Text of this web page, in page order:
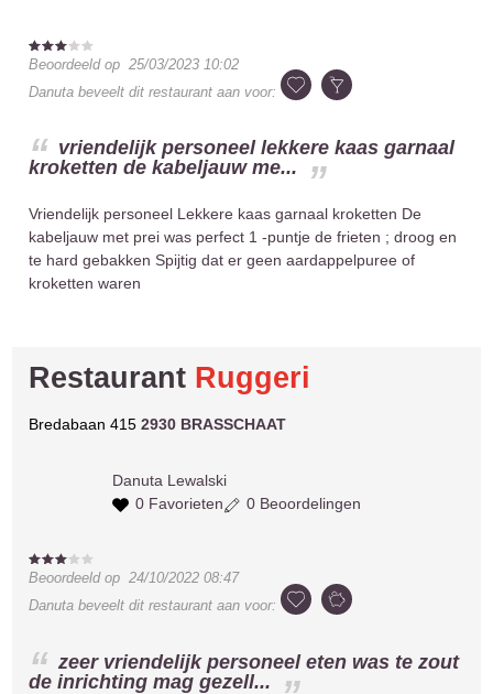
Beoordeeld op25/03/2023 10:02
Danuta beveelt dit restaurant aan voor:
vriendelijk personeel lekkere kaas garnaal
kroketten de kabeljauw me...
Vriendelijk personeel Lekkere kaas garnaal kroketten De
kabeljauw met prei was perfect 1 -puntje de frieten ; droog en
te hard gebakken Spijtig dat er geen aardappelpuree of
kroketten waren
Restaurant Ruggeri
Bredabaan 415 2930 BRASSCHAAT
Danuta Lewalski
0 Favorieten
0 Beoordelingen
Beoordeeld op24/10/2022 08:47
Danuta beveelt dit restaurant aan voor:
zeer vriendelijk personeel eten was te zout
de inrichting mag gezell...